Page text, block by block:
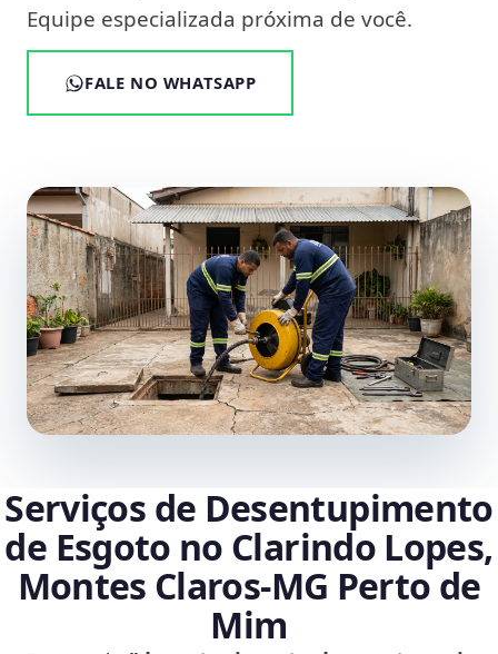
Equipe especializada próxima de você.
FALE NO WHATSAPP
Serviços de Desentupimento
de Esgoto no Clarindo Lopes,
Montes Claros‑MG Perto de
Mim